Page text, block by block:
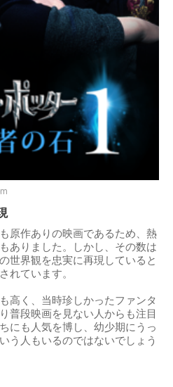
原作ありの映画であるため、熱
ありました。しかし、その数は
世界観を忠実に再現していると
れています。
高く、当時珍しかったファンタ
普段映画を見ない人からも注目
にも人気を博し、幼少期にうっ
う人もいるのではないでしょう